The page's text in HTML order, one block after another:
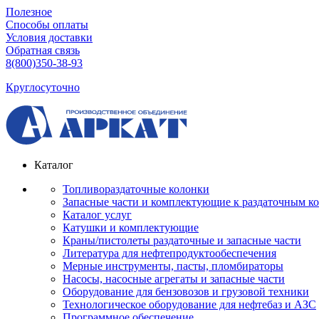
Полезное
Способы оплаты
Условия доставки
Обратная связь
8(800)350-38-93
Круглосуточно
Каталог
Топливораздаточные колонки
Запасные части и комплектующие к раздаточным
Каталог услуг
Катушки и комплектующие
Краны/пистолеты раздаточные и запасные части
Литература для нефтепродуктообеспечения
Мерные инструменты, пасты, пломбираторы
Насосы, насосные агрегаты и запасные части
Оборудование для бензовозов и грузовой техники
Технологическое оборудование для нефтебаз и АЗС